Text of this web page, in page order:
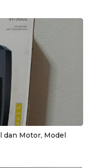
dan Motor, Model